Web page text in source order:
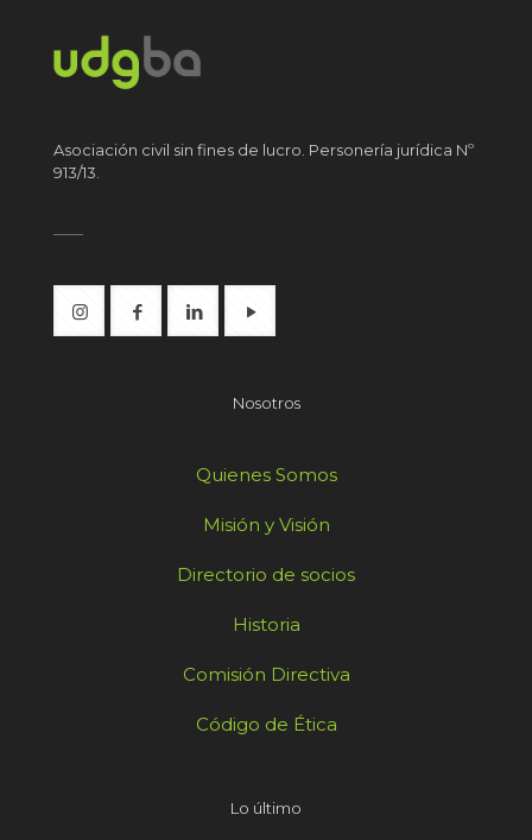
Asociación civil sin fines de lucro. Personería jurídica Nº
913/13.
Nosotros
Quienes Somos
Misión y Visión
Directorio de socios
Historia
Comisión Directiva
Código de Ética
Lo último